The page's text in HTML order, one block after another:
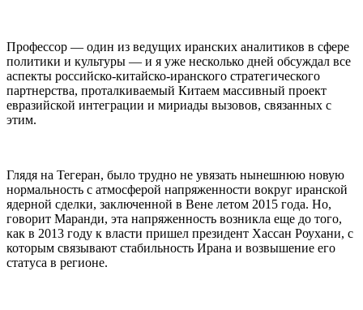
Профессор — один из ведущих иранских аналитиков в сфере
политики и культуры — и я уже несколько дней обсуждал все
аспекты российско-китайско-иранского стратегического
партнерства, проталкиваемый Китаем массивный проект
евразийской интеграции и мириады вызовов, связанных с
этим.
Глядя на Тегеран, было трудно не увязать нынешнюю новую
нормальность с атмосферой напряженности вокруг иранской
ядерной сделки, заключенной в Вене летом 2015 года. Но,
говорит Маранди, эта напряженность возникла еще до того,
как в 2013 году к власти пришел президент Хассан Роухани, с
которым связывают стабильность Ирана и возвышение его
статуса в регионе.